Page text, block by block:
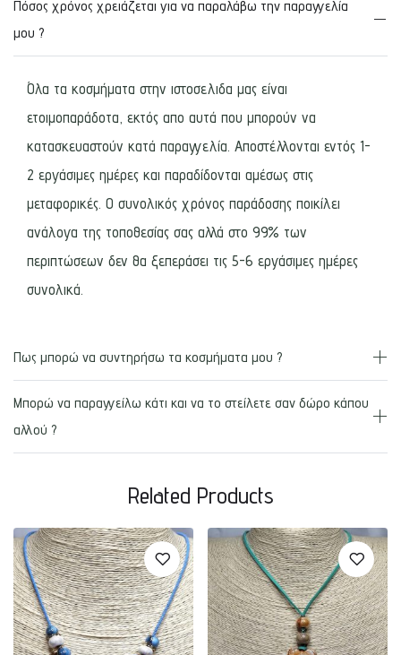
Πόσος χρόνος χρειάζεται για να παραλάβω την παραγγελία
μου ?
Όλα τα κοσμήματα στην ιστοσελιδα μας είναι
ετοιμοπαράδοτα, εκτός απο αυτά που μπορούν να
κατασκευαστούν κατά παραγγελία. Αποστέλλονται εντός 1-
2 εργάσιμες ημέρες και παραδίδονται αμέσως στις
μεταφορικές. Ο συνολικός χρόνος παράδοσης ποικίλει
ανάλογα της τοποθεσίας σας αλλά στο 99% των
περιπτώσεων δεν θα ξεπεράσει τις 5-6 εργάσιμες ημέρες
συνολικά.
Πως μπορώ να συντηρήσω τα κοσμήματα μου ?
Μπορώ να παραγγείλω κάτι και να το στείλετε σαν δώρο κάπου
αλλού ?
Related Products